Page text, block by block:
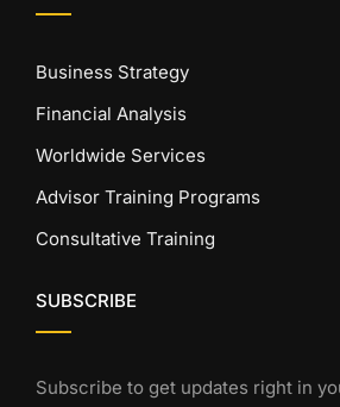
Business Strategy
Financial Analysis
Worldwide Services
Advisor Training Programs
Consultative Training
SUBSCRIBE
Subscribe to get updates right in